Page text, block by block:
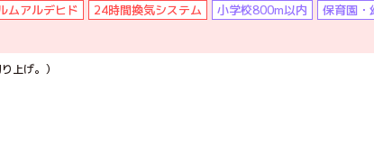
ムアルデヒド 24時間換気システム 小学校800m以内
保育園・
上げ。）